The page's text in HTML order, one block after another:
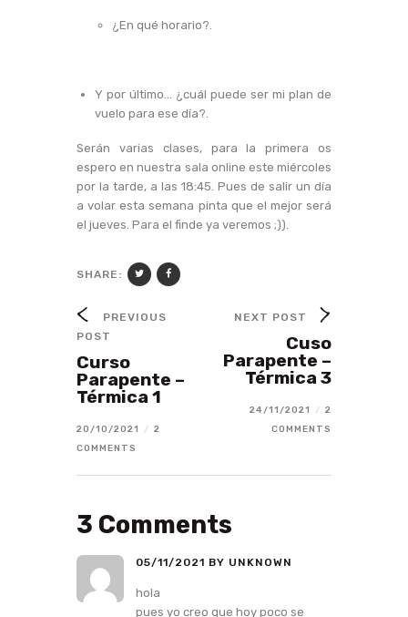
¿En qué horario?.
Y por último… ¿cuál puede ser mi plan de
vuelo para ese día?.
Serán varias clases, para la primera os
espero en nuestra sala online este miércoles
por la tarde, a las 18:45. Pues de salir un día
a volar esta semana pinta que el mejor será
el jueves. Para el finde ya veremos ;)).
SHARE:
PREVIOUS
POST
Curso
Parapente –
Térmica 1
20/10/2021 / 2
COMMENTS
NEXT POST
Cuso
Parapente –
Térmica 3
24/11/2021 / 2
COMMENTS
3 Comments
05/11/2021 BY UNKNOWN
hola
pues yo creo que hoy poco se